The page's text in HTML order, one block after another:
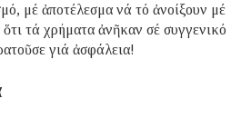
μέ ἀποτέλεσμα νά τό ἀνοίξουν μέ
τά χρήματα ἀνῆκαν σέ συγγενικό
γιά ἀσφάλεια!